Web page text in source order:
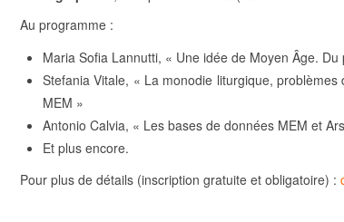
Au programme :
Maria Sofia Lannutti, « Une idée de Moyen Âge.
Stefania Vitale, « La monodie liturgique,
MEM »
Antonio Calvia, « Les bases de données MEM et
Et plus encore.
Pour plus de détails (inscription gratuite et obligatoire) :